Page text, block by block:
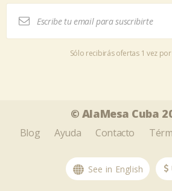
Sólo recibirás ofertas 1 vez
© AlaMesa Cuba
Blog Ayuda Contacto
See in English